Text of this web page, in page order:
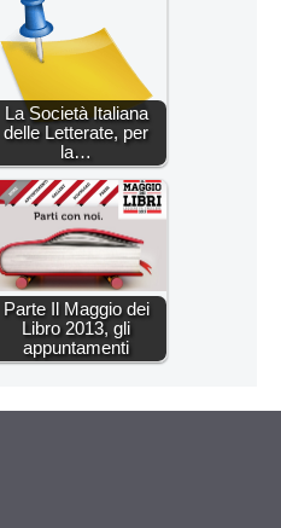
La Società Italiana
delle Letterate, per
la…
Parte Il Maggio dei
Libro 2013, gli
appuntamenti